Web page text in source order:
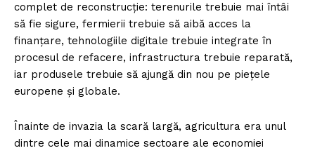
complet de reconstrucție: terenurile trebuie mai întâi
să fie sigure, fermierii trebuie să aibă acces la
finanțare, tehnologiile digitale trebuie integrate în
procesul de refacere, infrastructura trebuie reparată,
iar produsele trebuie să ajungă din nou pe piețele
europene și globale.
Înainte de invazia la scară largă, agricultura era unul
dintre cele mai dinamice sectoare ale economiei